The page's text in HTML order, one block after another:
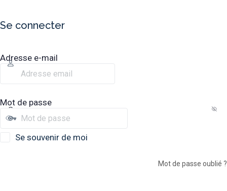
Se connecter
Adresse e-mail
Mot de passe
Se souvenir de moi
Mot de passe oublié ?